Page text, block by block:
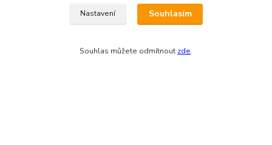
(Po-Pá - 9:00-17:00hod, So 8:00-12:00hod)
Nastavení Souhlasím
Souhlas můžete odmítnout zde.